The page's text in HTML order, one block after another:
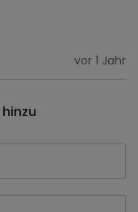
vor 1 Jahr